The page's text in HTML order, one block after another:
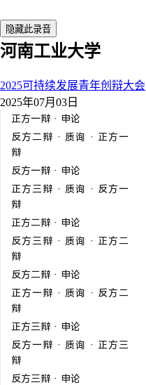
隐藏此录音
河南工业大学
2025可持续发展青年创辩大会
2025年07月03日
正方一辩 · 申论
反方二辩 · 质询 · 正方一
辩
反方一辩 · 申论
正方三辩 · 质询 · 反方一
辩
正方二辩 · 申论
反方三辩 · 质询 · 正方二
辩
反方二辩 · 申论
正方一辩 · 质询 · 反方二
辩
正方三辩 · 申论
反方一辩 · 质询 · 正方三
辩
反方三辩 · 申论